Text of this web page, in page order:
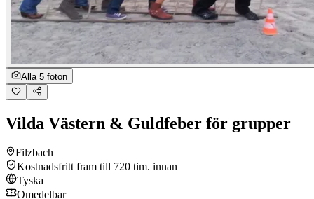
Alla 5 foton
Vilda Västern & Guldfeber för grupper
Filzbach
Kostnadsfritt fram till 720 tim. innan
Tyska
Omedelbar